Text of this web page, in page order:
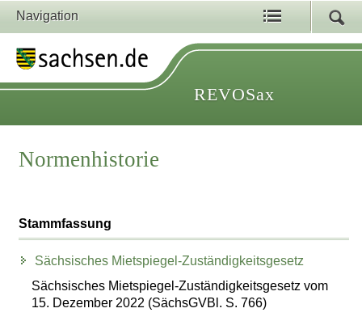
Navigation
REVOSax
Normenhistorie
Stammfassung
Sächsisches Mietspiegel-Zuständigkeitsgesetz
Sächsisches Mietspiegel-Zuständigkeitsgesetz vom
15. Dezember 2022 (SächsGVBl. S. 766)